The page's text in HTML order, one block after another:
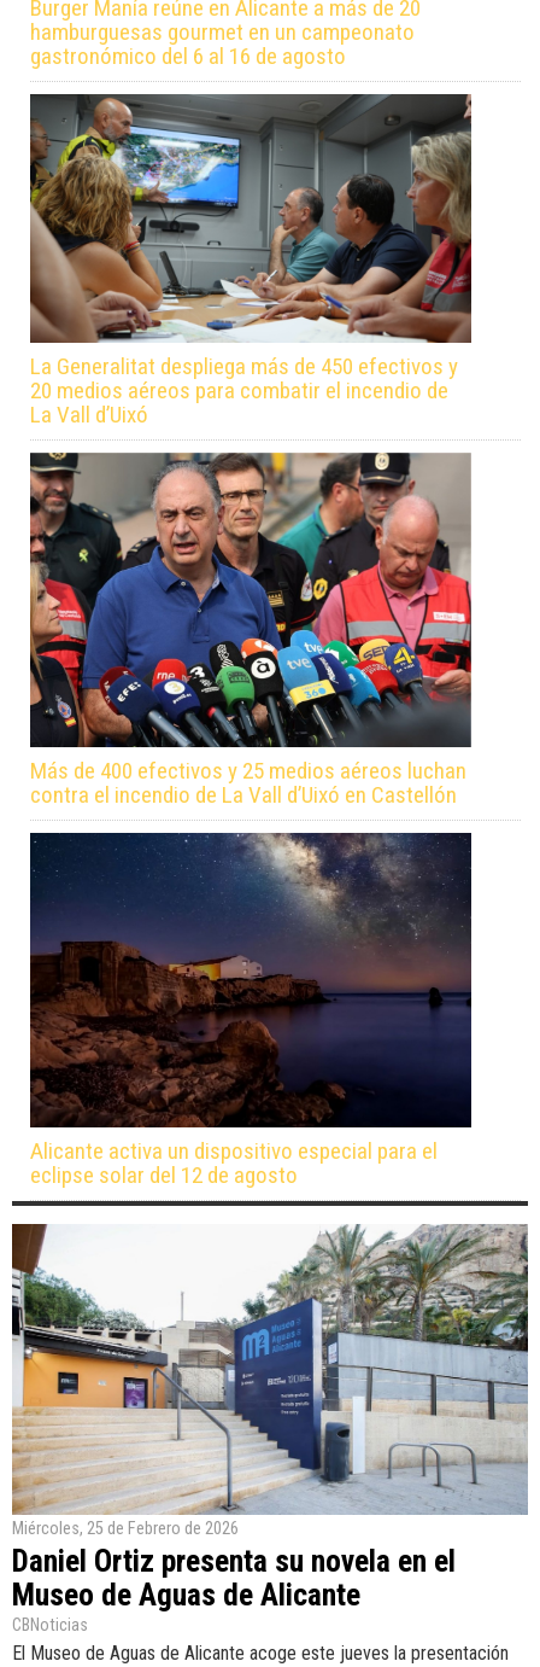
Burger Manía reúne en Alicante a más de 20
hamburguesas gourmet en un campeonato
gastronómico del 6 al 16 de agosto
La Generalitat despliega más de 450 efectivos y
20 medios aéreos para combatir el incendio de
La Vall d’Uixó
Más de 400 efectivos y 25 medios aéreos luchan
contra el incendio de La Vall d’Uixó en Castellón
Alicante activa un dispositivo especial para el
eclipse solar del 12 de agosto
Miércoles, 25 de Febrero de 2026
Daniel Ortiz presenta su novela en el
Museo de Aguas de Alicante
CBNoticias
El Museo de Aguas de Alicante acoge este jueves la presentación